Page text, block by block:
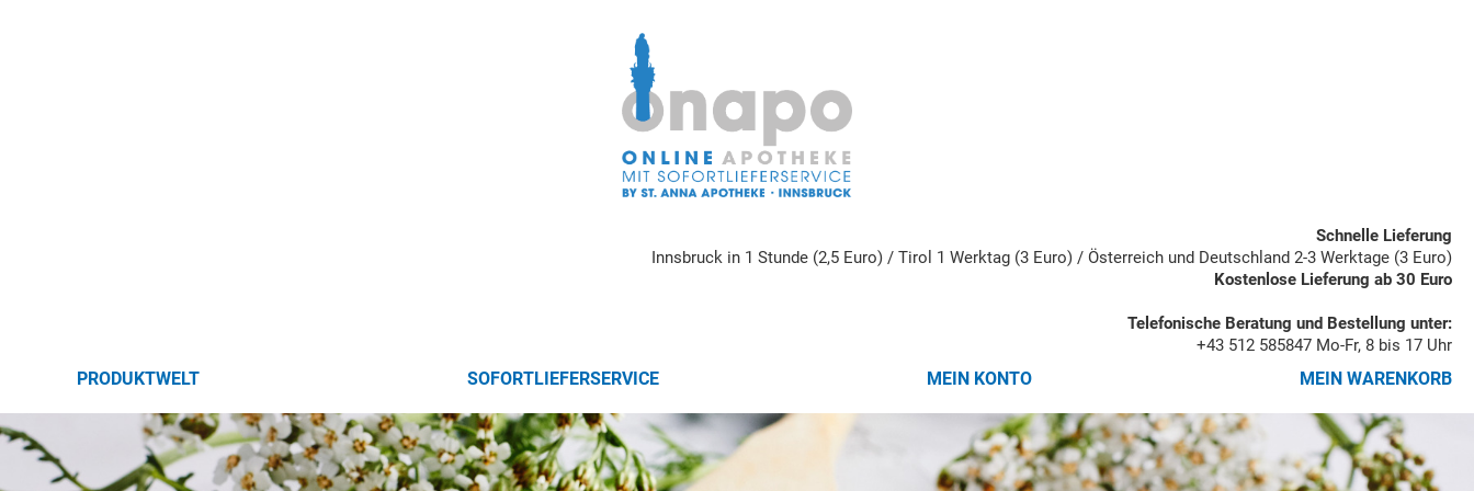
Schnelle Lieferung
Innsbruck in 1 Stunde (2,5 Euro) / Tirol 1 Werktag (3 Euro) / Österreich und Deutschland 2-3 Werktage (3 Euro)
Kostenlose Lieferung ab 30 Euro
Telefonische Beratung und Bestellung unter:
+43 512 585847 Mo-Fr, 8 bis 17 Uhr
PRODUKTWELT SOFORTLIEFERSERVICE MEIN KONTO MEIN WARENKORB